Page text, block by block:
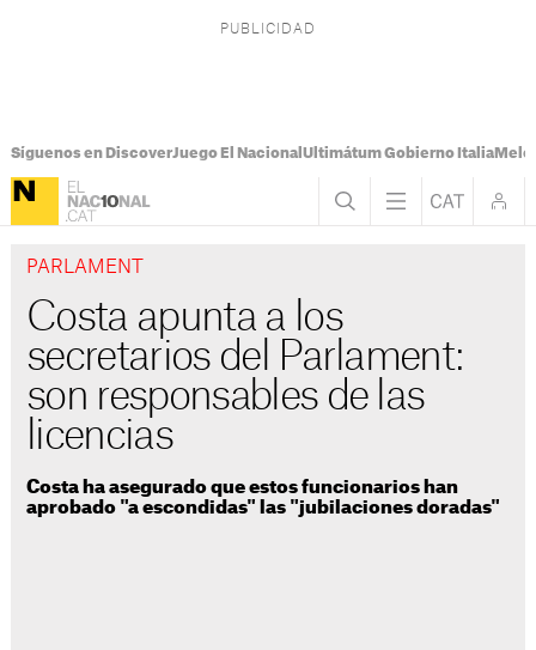
Síguenos en DiscoverJuego El Nacional Ultimátum Gobierno Italia
PARLAMENT
Costa apunta a los
secretarios del Parlament:
son responsables de las
licencias
Costa ha asegurado que estos funcionarios han
aprobado "a escondidas" las "jubilaciones doradas"